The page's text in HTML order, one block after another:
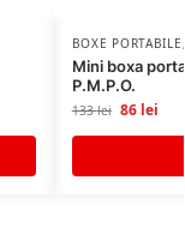
BOXE PORTABILE
Mini boxa
P.M.P.O.
133lei 86 lei